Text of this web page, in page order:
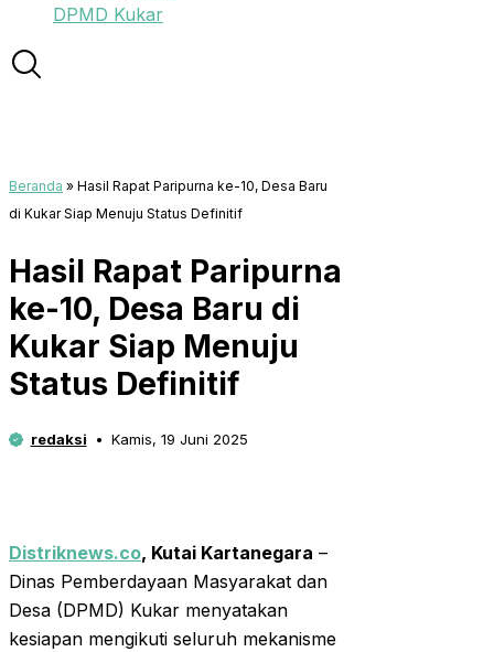
DPMD Kukar
Beranda » Hasil Rapat Paripurna ke-10, Desa Baru
di Kukar Siap Menuju Status Definitif
Hasil Rapat Paripurna
ke-10, Desa Baru di
Kukar Siap Menuju
Status Definitif
redaksi Kamis, 19 Juni 2025
Distriknews.co, Kutai Kartanegara –
Dinas Pemberdayaan Masyarakat dan
Desa (DPMD) Kukar menyatakan
kesiapan mengikuti seluruh mekanisme